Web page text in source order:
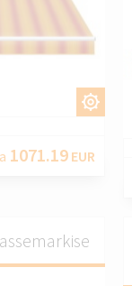
1071.19 EUR